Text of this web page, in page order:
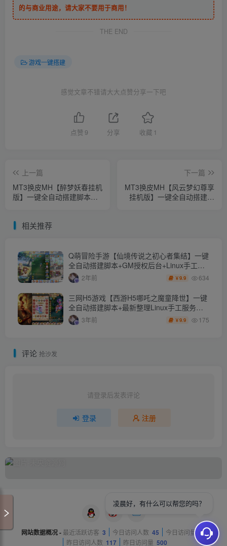
的与商业用途，请大家不要用于商用！
THE END
游戏一键搭建
感觉文章不错请大大点赞分享一下吧
点赞 9 分享 收藏 1
上一篇
MT3换皮MH【醉梦妖春挂机
版】一键全自动搭建脚本
程+全套源码+视频搭建教程
下一篇
MT3换皮MH【风云梦幻尊享
挂机版】一键全自动搭建脚
相关推荐
Q萌冒险手游【仙境传说之初心者集结】一键
全自动搭建脚本+GM授权后台+Linux手工服
务端+安卓苹果双端+详细搭建教程+视频教程
2年前 ￥9.9 634
三网H5游戏【西游H5哪吒之魔童降世】一键
全自动搭建脚本+最新整理Linux手工服务端
+GM授权后台+详细搭建教程+视频教程
3年前 ￥9.9 175
评论 抢沙发
请登录后发表评论
登录 注册
网站数据概况 - 最近活跃访客 3 今日访问人数 45 今日访问量 81
昨日访问人数 117 昨日访问量 500
凌晨好，有什么可以帮您的吗？